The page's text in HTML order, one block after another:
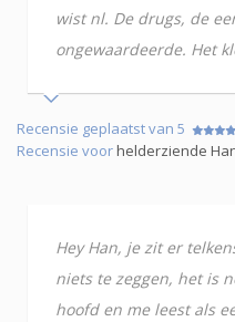
wist nl. De drugs, de
ongewaardeerde. Het
Recensie geplaatst van 5
Recensie voorhelderziende
Hey Han, je zit er
niets te zeggen, het is
hoofd en me leest als